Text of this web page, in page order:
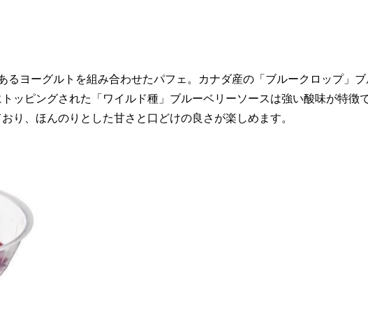
るヨーグルトを組み合わせたパフェ。カナダ産の「ブルークロップ」ブ
ッピングされた「ワイルド種」ブルーベリーソースは強い酸味が特徴で
り、ほんのりとした甘さと口どけの良さが楽しめます。